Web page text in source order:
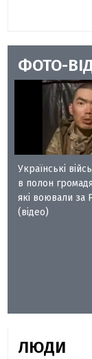
ФОТО-
Українські
в полон
які воювали за
(відео)
ЛЮДИ